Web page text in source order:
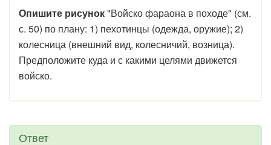
Опишите рисунок"Войско фараона в походе" (см.
с. 50) по плану: 1) пехотинцы (одежда, оружие); 2)
колесница (внешний вид, колесничий, возница).
Предположите куда и с какими целями движется
войско.
Ответ